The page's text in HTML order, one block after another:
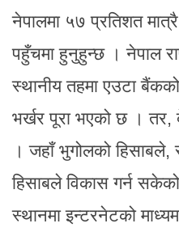
नेपालमा ५७ प्रतिशत
पहुँचमा हुनुहुन्छ । नेपाल
स्थानीय तहमा एउटा
भर्खर पूरा भएको छ । तर,
। जहाँ भुगोलको
हिसाबले विकास गर्न
स्थानमा इन्टरनेटको